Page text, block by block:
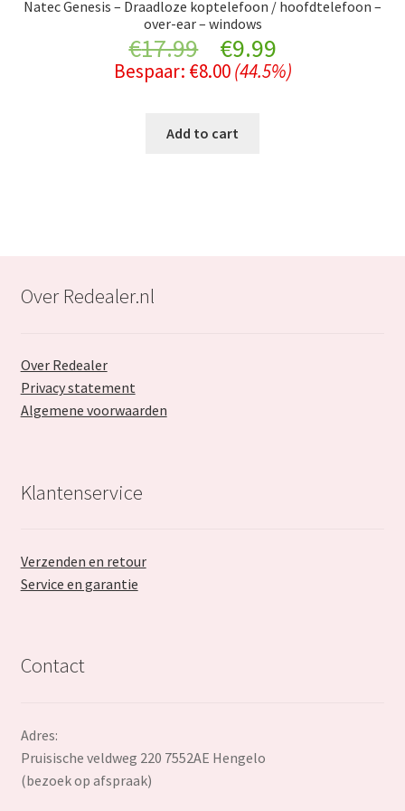
Natec Genesis – Draadloze koptelefoon / hoofdtelefoon –
over-ear – windows
€17.99
Original
price
was:
€9.99Current
price
Bespaar: €8.00 (44.5%)
Add to cart
Over Redealer.nl
Over Redealer
Privacy statement
Algemene voorwaarden
Klantenservice
Verzenden en retour
Service en garantie
Contact
Adres:
Pruisische veldweg 220 7552AE Hengelo
(bezoek op afspraak)